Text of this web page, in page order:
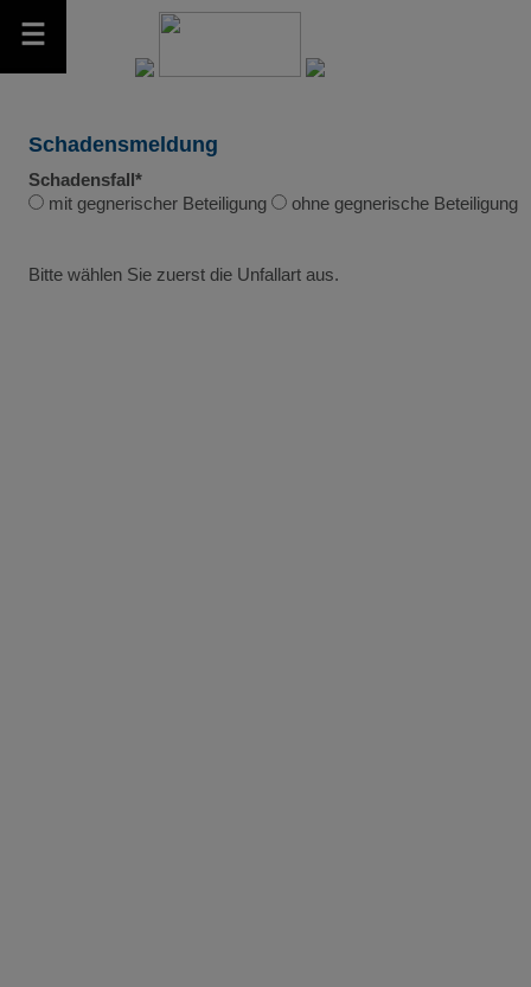
Schadensmeldung
Schadensfall*
mit gegnerischer Beteiligung
ohne gegnerische Beteiligung
Bitte wählen Sie zuerst die Unfallart aus.